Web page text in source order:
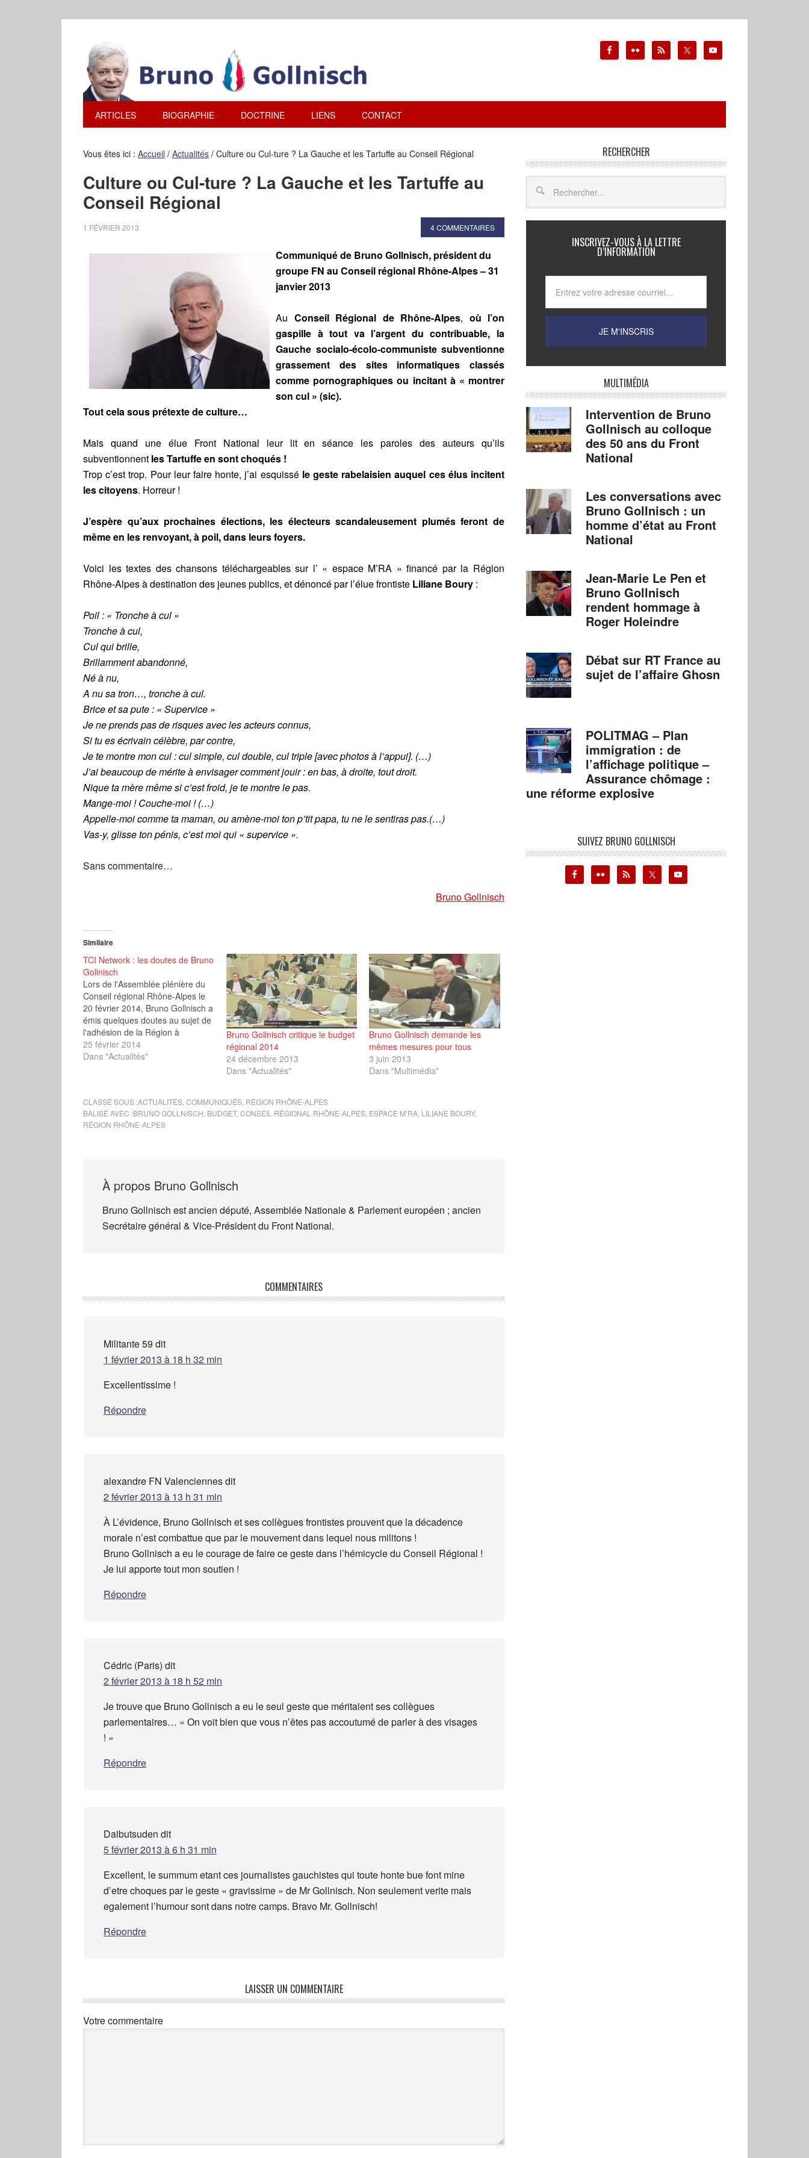
ARTICLES BIOGRAPHIE DOCTRINE LIENS CONTACT
Vous êtes ici : Accueil / Actualités / Culture ou Cul-ture ? La Gauche et les Tartuffe au Conseil Régional
Culture ou Cul-ture ? La Gauche et les Tartuffe au
Conseil Régional
1 FÉVRIER 2013 4 COMMENTAIRES
Communiqué de Bruno Gollnisch, président du
groupe FN au Conseil régional Rhône-Alpes – 31
janvier 2013
Au Conseil Régional de Rhône-Alpes, où l’on
gaspille à tout va l’argent du contribuable, la
Gauche socialo-écolo-communiste subventionne
grassement des sites informatiques classés
comme pornographiques ou incitant à « montrer
son cul » (sic).
Tout cela sous prétexte de culture…
Mais quand une élue Front National leur lit en séance les paroles des auteurs qu’ils
subventionnent les Tartuffe en sont choqués !
Trop c’est trop. Pour leur faire honte, j’ai esquissé le geste rabelaisien auquel ces élus incitent
les citoyens. Horreur !
J’espère qu’aux prochaines élections, les électeurs scandaleusement plumés feront de
même en les renvoyant, à poil, dans leurs foyers.
Voici les textes des chansons téléchargeables sur l’ « espace M’RA » financé par la Région
Rhône-Alpes à destination des jeunes publics, et dénoncé par l’élue frontiste Liliane Boury :
Poil : « Tronche à cul »
Tronche à cul,
Cul qui brille,
Brillamment abandonné,
Né à nu,
A nu sa tron…, tronche à cul.
Brice et sa pute : « Supervice »
Je ne prends pas de risques avec les acteurs connus,
Si tu es écrivain célèbre, par contre,
Je te montre mon cul : cul simple, cul double, cul triple [avec photos à l’appui]. (…)
J’ai beaucoup de mérite à envisager comment jouir : en bas, à droite, tout droit.
Nique ta mère même si c’est froid, je te montre le pas.
Mange-moi ! Couche-moi ! (…)
Appelle-moi comme ta maman, ou amène-moi ton p’tit papa, tu ne le sentiras pas.(…)
Vas-y, glisse ton pénis, c’est moi qui « supervice ».
Sans commentaire…
Bruno Gollnisch
Similaire
TCI Network : les doutes de Bruno
Gollnisch
Lors de l'Assemblée plénière du
Conseil régional Rhône-Alpes le
20 février 2014, Bruno Gollnisch a
émis quelques doutes au sujet de
l'adhésion de la Région à
l'association TCI Network.
25 février 2014
Dans "Actualités"
Bruno Gollnisch critique le budget
régional 2014
24 décembre 2013
Dans "Actualités"
Bruno Gollnisch demande les
mêmes mesures pour tous
3 juin 2013
Dans "Multimédia"
CLASSÉ SOUS :ACTUALITÉS COMMUNIQUÉS RÉGION RHÔNE-ALPES
BALISÉ AVEC :BRUNO GOLLNISCH BUDGET, CONSEIL RÉGIONAL RHÔNE-ALPES ESPACE M’RA LILIANE BOURY,
RÉGION RHÔNE-ALPES
À propos Bruno Gollnisch
Bruno Gollnisch est ancien député, Assemblée Nationale & Parlement européen ; ancien
Secrétaire général & Vice-Président du Front National.
COMMENTAIRES
Militante 59 dit
1 février 2013 à 18 h 32 min
Excellentissime !
Répondre
alexandre FN Valenciennesdit
2 février 2013 à 13 h 31 min
À L’évidence, Bruno Gollnisch et ses collègues frontistes prouvent que la décadence
morale n’est combattue que par le mouvement dans lequel nous militons !
Bruno Gollnisch a eu le courage de faire ce geste dans l’hémicycle du Conseil Régional !
Je lui apporte tout mon soutien !
Répondre
Cédric (Paris) dit
2 février 2013 à 18 h 52 min
Je trouve que Bruno Gollnisch a eu le seul geste que méritaient ses collègues
parlementaires… « On voit bien que vous n’êtes pas accoutumé de parler à des visages
! »
Répondre
Daibutsuden dit
5 février 2013 à 6 h 31 min
Excellent, le summum etant ces journalistes gauchistes qui toute honte bue font mine
d’etre choques par le geste « gravissime » de Mr Gollnisch. Non seulement verite mais
egalement l’humour sont dans notre camps. Bravo Mr. Gollnisch!
Répondre
LAISSER UN COMMENTAIRE
Votre commentaire
RECHERCHER
INSCRIVEZ-VOUS À LA LETTRE
D’INFORMATION
MULTIMÉDIA
Intervention de Bruno
Gollnisch au colloque
des 50 ans du Front
National
Les conversations avec
Bruno Gollnisch : un
homme d’état au Front
National
Jean-Marie Le Pen et
Bruno Gollnisch
rendent hommage à
Roger Holeindre
Débat sur RT France au
sujet de l’affaire Ghosn
POLITMAG – Plan
immigration : de
l’affichage politique –
Assurance chômage :
une réforme explosive
SUIVEZ BRUNO GOLLNISCH